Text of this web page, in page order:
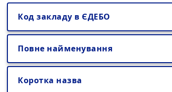
Код закладу в ЄДЕБО
Повне найменування
Коротка назва